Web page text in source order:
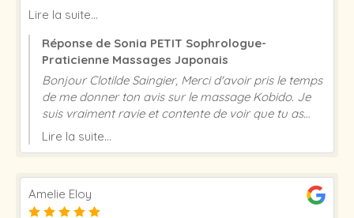
un teint de 20 ans Sonia est une belle personne et
moment. À bientôt
Lire la suite...
Réponse de Sonia PETIT Sophrologue-
Praticienne Massages Japonais
Bonjour Clotilde Saingier, Merci d'avoir pris le temps
de me donner ton avis sur le massage Kobido. Je
suis vraiment ravie et contente de voir que tu as
passé un bon moment et que cela a répondu à
PETIT
Lire la suite...
Amelie Eloy